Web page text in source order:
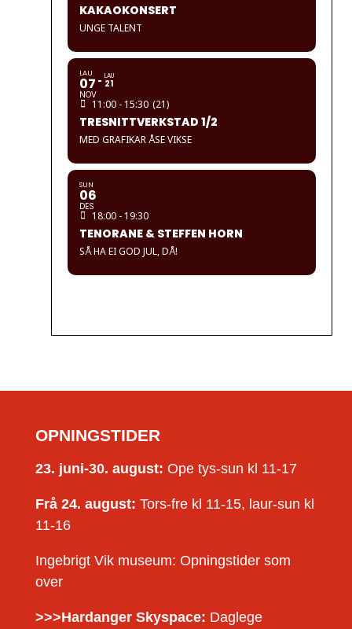
KAKAOKONSERT
UNGE TALENT
LAU
07
NOV
LAU
21
11:00 - 15:30 (21)
TRESNITTVERKSTAD 1/2
MED GRAFIKAR ÅSE VIKSE
SUN
06
DES
18:00 - 19:30
TENORANE & STEFFEN HORN
SÅ HA EI GOD JUL, DÅ!
OPNINGSTIDER
23. juni-30. august: Ope tys-sun kl 11-17
Frå 24. august: Tors-fre kl 11-15, laur-sun kl
11-16
Ingebrigt Vik museum: Opningstider som
over
>>>Hardanger Skyspace: Daglege